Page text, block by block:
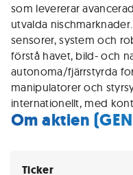
som levererar
utvalda
sensorer, system och
förstå havet, bild- och
autonoma/fjärrstyrda
manipulatorer och
internationellt, med
Om aktien
Ticker